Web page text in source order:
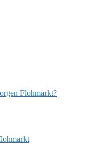
Flohmarkt?